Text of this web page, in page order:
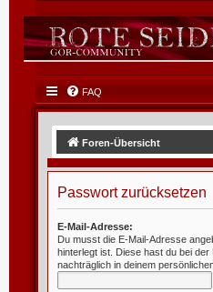
FAQ
Foren-Übersicht
Passwort zurücksetzen
E-Mail-Adresse:
Du musst die E-Mail-Adresse
hinterlegt ist. Diese hast du bei
nachträglich in deinem